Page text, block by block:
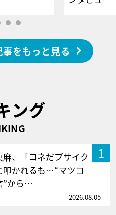
をもっと見る
ング
1
麻、「コネだブサイク
叩かれるも…“マツコ
”から…
2026.08.05